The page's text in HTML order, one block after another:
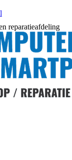
reparatieafdeling